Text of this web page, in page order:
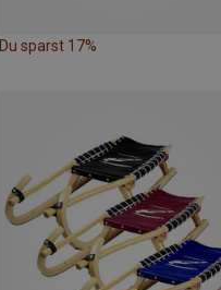
Du sparst 17%